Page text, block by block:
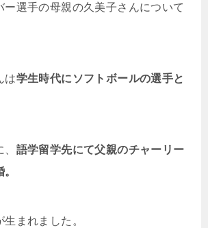
ー選手の母親の久美子さんについて
は学生時代にソフトボールの選手と
語学留学先にて父親のチャーリー
まれました。